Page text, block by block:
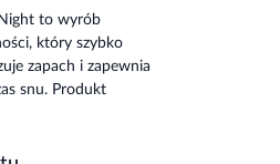
to wyrób
który szybko
zapach i zapewnia
snu. Produkt